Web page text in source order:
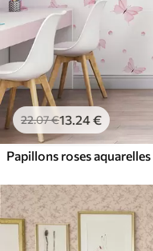
22.07€13.24€
Papillons roses aquarelles